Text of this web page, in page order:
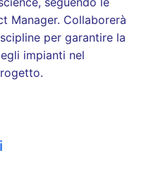
Manager. Collaborerà
per garantire la
impianti nel